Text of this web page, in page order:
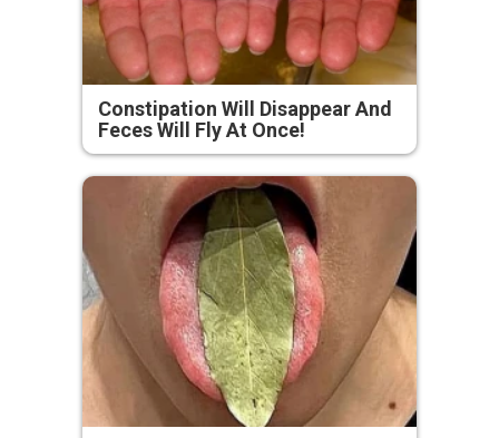
Constipation Will Disappear And
Feces Will Fly At Once!